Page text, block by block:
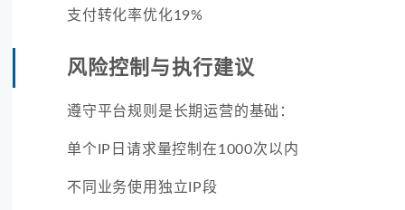
支付转化率优化19%
风险控制与执行建议
遵守平台规则是长期运营的基础：
单个IP日请求量控制在1000次以内
不同业务使用独立IP段